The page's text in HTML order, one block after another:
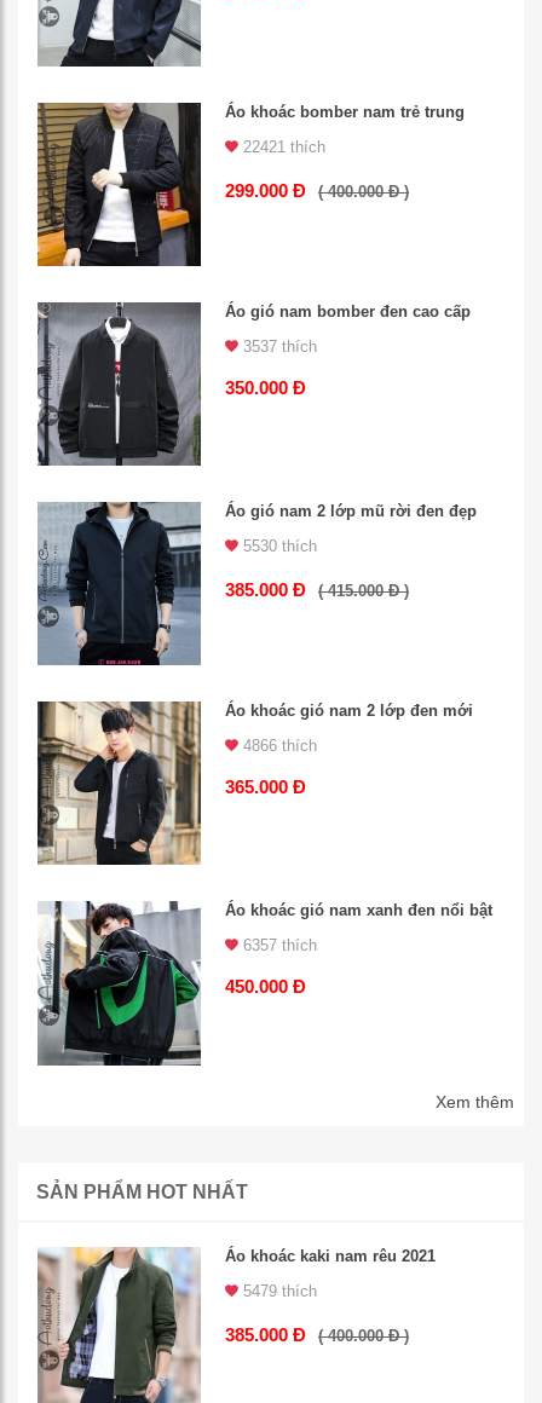
Áo khoác bomber nam trẻ trung
22421 thích
299.000 Đ ( 400.000 Đ )
Áo gió nam bomber đen cao cấp
3537 thích
350.000 Đ
Áo gió nam 2 lớp mũ rời đen đẹp
5530 thích
385.000 Đ ( 415.000 Đ )
Áo khoác gió nam 2 lớp đen mới
4866 thích
365.000 Đ
Áo khoác gió nam xanh đen nổi bật
6357 thích
450.000 Đ
Xem thêm
SẢN PHẨM HOT NHẤT
Áo khoác kaki nam rêu 2021
5479 thích
385.000 Đ ( 400.000 Đ )